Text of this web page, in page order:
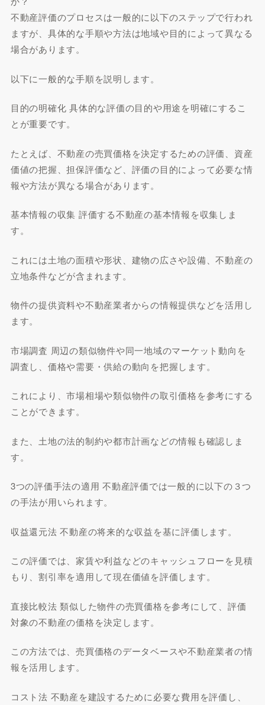
不動産評価のプロセスは一般的に以下のステップで行われ
ますが、具体的な手順や方法は地域や目的によって異なる
場合があります。
以下に一般的な手順を説明します。
目的の明確化 具体的な評価の目的や用途を明確にするこ
とが重要です。
たとえば、不動産の売買価格を決定するための評価、資産
価値の把握、担保評価など、評価の目的によって必要な情
報や方法が異なる場合があります。
基本情報の収集 評価する不動産の基本情報を収集しま
す。
これには土地の面積や形状、建物の広さや設備、不動産の
立地条件などが含まれます。
物件の提供資料や不動産業者からの情報提供などを活用し
ます。
市場調査 周辺の類似物件や同一地域のマーケット動向を
調査し、価格や需要・供給の動向を把握します。
これにより、市場相場や類似物件の取引価格を参考にする
ことができます。
また、土地の法的制約や都市計画などの情報も確認しま
す。
3つの評価手法の適用 不動産評価では一般的に以下の３つ
の手法が用いられます。
収益還元法 不動産の将来的な収益を基に評価します。
この評価では、家賃や利益などのキャッシュフローを見積
もり、割引率を適用して現在価値を評価します。
直接比較法 類似した物件の売買価格を参考にして、評価
対象の不動産の価格を決定します。
この方法では、売買価格のデータベースや不動産業者の情
報を活用します。
コスト法 不動産を建設するために必要な費用を評価し、